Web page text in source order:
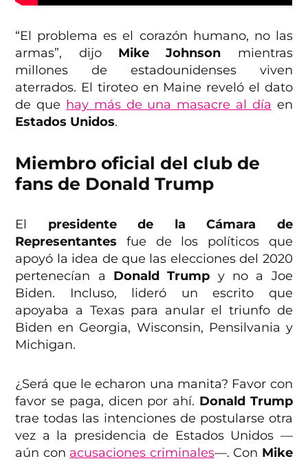
“El problema es el corazón humano, no las
armas”, dijo Mike Johnson mientras
millones de estadounidenses viven
aterrados. El tiroteo en Maine reveló el dato
de que hay más de una masacre al día en
Estados Unidos.
Miembro oficial del club de
fans de Donald Trump
El presidente de la Cámara de
Representantes fue de los políticos que
apoyó la idea de que las elecciones del 2020
pertenecían a Donald Trump y no a Joe
Biden. Incluso, lideró un escrito que
apoyaba a Texas para anular el triunfo de
Biden en Georgia, Wisconsin, Pensilvania y
Michigan.
¿Será que le echaron una manita? Favor con
favor se paga, dicen por ahí. Donald Trump
trae todas las intenciones de postularse otra
vez a la presidencia de Estados Unidos —
aún con acusaciones criminales—. Con Mike